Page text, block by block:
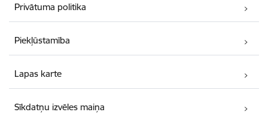
Privātuma politika
Piekļūstamība
Lapas karte
Sīkdatņu izvēles maiņa